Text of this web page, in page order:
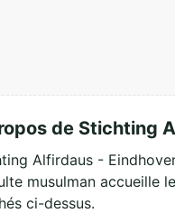
de Stichting
Alfirdaus -
musulman accueille
ci-dessus.